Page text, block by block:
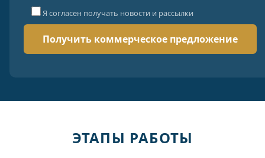
Я согласен получать новости и рассылки
ЭТАПЫ РАБОТЫ